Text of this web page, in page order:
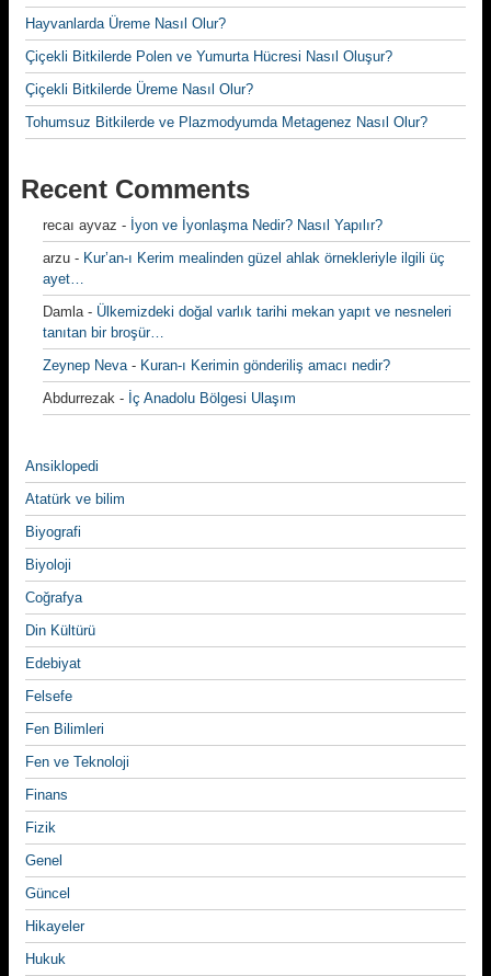
Hayvanlarda Üreme Nasıl Olur?
Çiçekli Bitkilerde Polen ve Yumurta Hücresi Nasıl Oluşur?
Çiçekli Bitkilerde Üreme Nasıl Olur?
Tohumsuz Bitkilerde ve Plazmodyumda Metagenez Nasıl Olur?
Recent Comments
recaı ayvaz - İyon ve İyonlaşma Nedir? Nasıl Yapılır?
arzu - Kur’an-ı Kerim mealinden güzel ahlak örnekleriyle ilgili üç
ayet…
Damla- Ülkemizdeki doğal varlık tarihi mekan yapıt ve nesneleri
tanıtan bir broşür…
Zeynep Neva- Kuran-ı Kerimin gönderiliş amacı nedir?
Abdurrezak - İç Anadolu Bölgesi Ulaşım
Ansiklopedi
Atatürk ve bilim
Biyografi
Biyoloji
Coğrafya
Din Kültürü
Edebiyat
Felsefe
Fen Bilimleri
Fen ve Teknoloji
Finans
Fizik
Genel
Güncel
Hikayeler
Hukuk